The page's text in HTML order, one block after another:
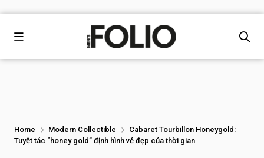
Home Modern Collectible
Cabaret Tourbillon Honeygold:
Tuyệt tác “honey gold” định hình vẻ đẹp của thời gian